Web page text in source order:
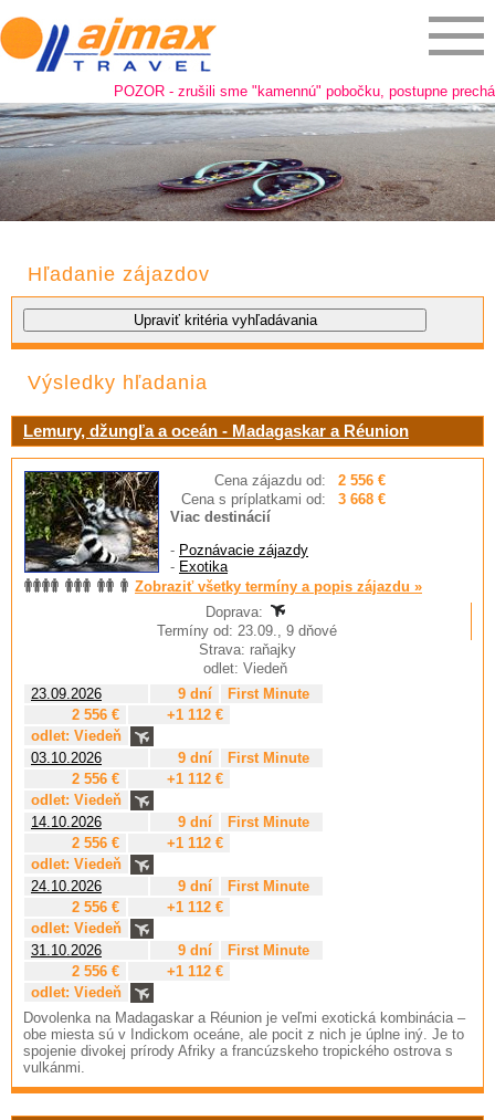
POZOR - zrušili sme "kamennú" pobočku, postupne
Hľadanie zájazdov
Výsledky hľadania
Lemury, džungľa a oceán - Madagaskar a Réunion
Cena zájazdu od:
2 556 €
Cena s príplatkami od:
3 668 €
Viac destinácií
- Poznávacie zájazdy
- Exotika
Zobraziť všetky termíny a popis zájazdu »
Doprava:
Termíny od: 23.09., 9 dňové
Strava: raňajky
odlet: Viedeň
23.09.2026
9 dní
First Minute
2 556 €
+1 112 €
odlet: Viedeň
03.10.2026
9 dní
First Minute
2 556 €
+1 112 €
odlet: Viedeň
14.10.2026
9 dní
First Minute
2 556 €
+1 112 €
odlet: Viedeň
24.10.2026
9 dní
First Minute
2 556 €
+1 112 €
odlet: Viedeň
31.10.2026
9 dní
First Minute
2 556 €
+1 112 €
odlet: Viedeň
Dovolenka na Madagaskar a Réunion je veľmi exotická kombinácia –
obe miesta sú v Indickom oceáne, ale pocit z nich je úplne iný. Je to
spojenie divokej prírody Afriky a francúzskeho tropického ostrova s
vulkánmi.